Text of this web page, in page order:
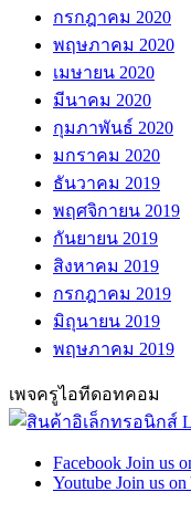
กรกฎาคม 2020
พฤษภาคม 2020
เมษายน 2020
มีนาคม 2020
กุมภาพันธ์ 2020
มกราคม 2020
ธันวาคม 2019
พฤศจิกายน 2019
กันยายน 2019
สิงหาคม 2019
กรกฎาคม 2019
มิถุนายน 2019
พฤษภาคม 2019
เพจครูไอทีดอทคอม
Facebook Join us
Youtube Join us on